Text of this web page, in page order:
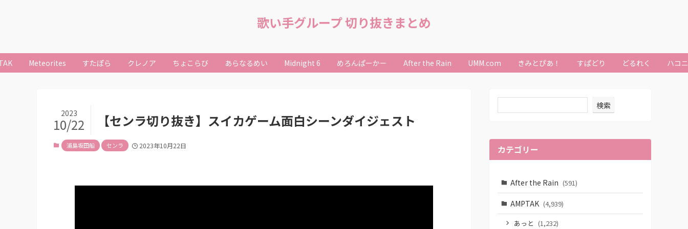
歌い手グループ 切り抜きまとめ
Meteorites すたぽら クレノア ちょこらび あらなるめい Midnight 6 めろんぱーかー After the Rain UMM.com きみとぴあ！ すぱどり どるれく ハコ
【センラ切り抜き】スイカゲーム面白シーンダイジェスト
2023
10/22
浦島坂田船 センラ 2023年10月22日
検索
カテゴリー
After the Rain (591)
AMPTAK (4,939)
あっと (1,232)